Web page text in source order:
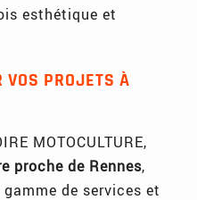
esthétique et
VOS PROJETS À
MOTOCULTURE,
proche de Rennes,
de services et